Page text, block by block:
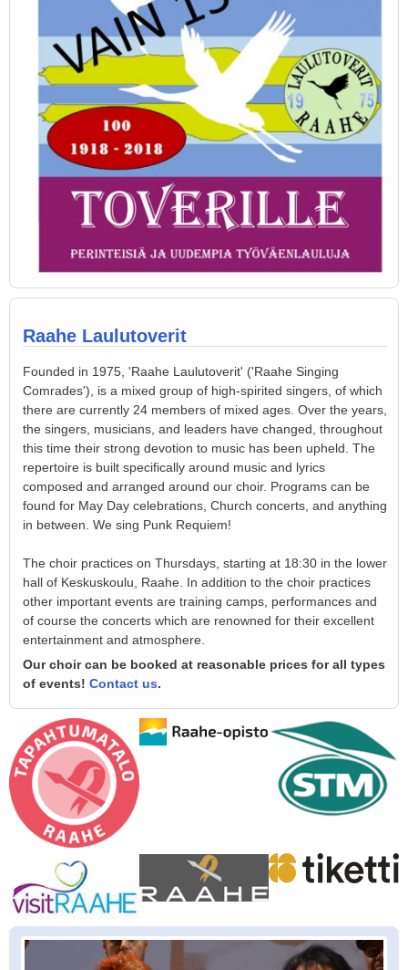
Raahe Laulutoverit
Founded in 1975, 'Raahe Laulutoverit' ('Raahe Singing
Comrades'), is a mixed group of high-spirited singers, of which
there are currently 24 members of mixed ages. Over the years,
the singers, musicians, and leaders have changed, throughout
this time their strong devotion to music has been upheld. The
repertoire is built specifically around music and lyrics
composed and arranged around our choir. Programs can be
found for May Day celebrations, Church concerts, and anything
in between. We sing Punk Requiem!
The choir practices on Thursdays, starting at 18:30 in the lower
hall of Keskuskoulu, Raahe. In addition to the choir practices
other important events are training camps, performances and
of course the concerts which are renowned for their excellent
entertainment and atmosphere.
Our choir can be booked at reasonable prices for all types
of events! Contact us.